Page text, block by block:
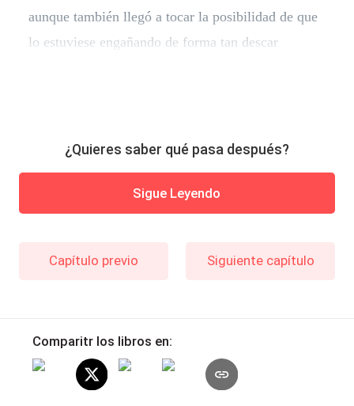
aunque también llegó a tocar la posibilidad de que
lo estuviese engañando de forma tan descar
¿Quieres saber qué pasa después?
Sigue Leyendo
Capítulo previo Siguiente capítulo
Comparitr los libros en: